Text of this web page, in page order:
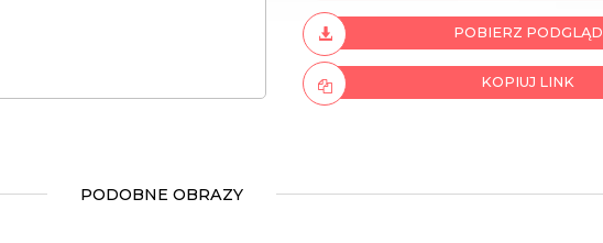
POBIERZ PODGLĄD
KOPIUJ LINK
PODOBNE OBRAZY